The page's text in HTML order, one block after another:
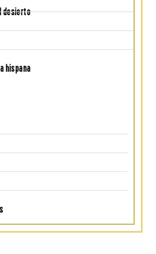
desierto
hispana